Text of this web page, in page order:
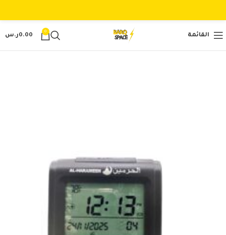
القائمة
0
0.00ر.س